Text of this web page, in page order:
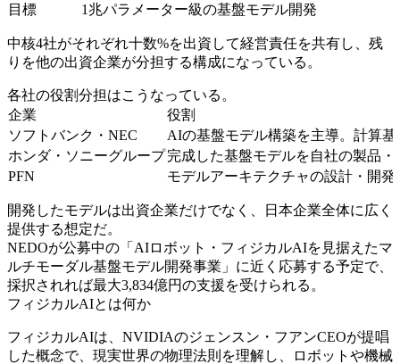
目標
1兆パラメーター級の基盤モデル開発
中核4社がそれぞれ十数%を出資して経営責任を共有し、残
りを他の出資企業が分担する構成になっている。
各社の役割分担はこうなっている。
企業
役割
ソフトバンク・NEC
AIの基盤モデル構築を主導。計算
ホンダ・ソニーグループ完成した基盤モデルを自社の製品
PFN
モデルアーキテクチャの設計・開発
開発したモデルは出資企業だけでなく、日本企業全体に広く
提供する想定だ。
NEDOが公募中の「AIロボット・フィジカルAIを見据えたマ
ルチモーダル基盤モデル開発事業」に近く応募する予定で、
採択されれば最大3,834億円の支援を受けられる。
フィジカルAIとは何か
フィジカルAIは、NVIDIAのジェンスン・フアンCEOが提唱
した概念で、現実世界の物理法則を理解し、ロボットや機械